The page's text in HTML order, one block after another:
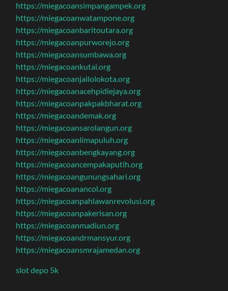
https://miegacoansimpangampek.org
https://miegacoanwatampone.org
https://miegacoanbaritoutara.org
https://miegacoanpurworejo.org
https://miegacoansumbawa.org
https://miegacoankutai.org
https://miegacoanjailolokota.org
https://miegacoanacehpidiejaya.org
https://miegacoanpakpakbharat.org
https://miegacoandemak.org
https://miegacoansarolangun.org
https://miegacoanlimapuluh.org
https://miegacoanbengkayang.org
https://miegacoancempakaputih.org
https://miegacoangunungsahari.org
https://miegacoanancol.org
https://miegacoanpahlawanrevolusi.org
https://miegacoanpakerisan.org
https://miegacoanmadiun.org
https://miegacoandrmansyur.org
https://miegacoansmrajamedan.org
slot depo 5k